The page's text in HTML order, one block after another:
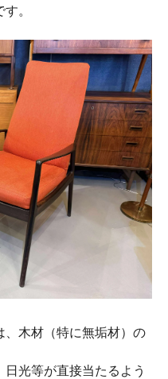
。
木材（特に無垢材）の
光等が直接当たるよう